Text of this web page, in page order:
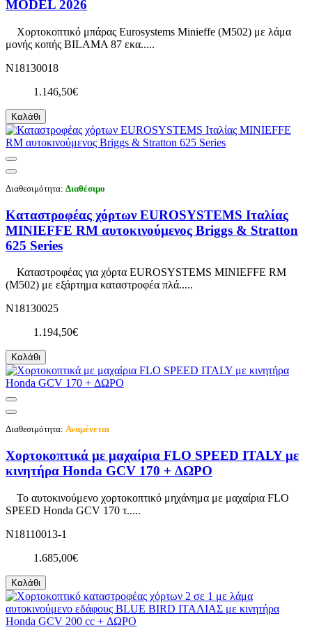
MODEL 2026
Χορτοκοπτικό μπάρας Eurosystems Minieffe (M502) με λάμα
μονής κοπής BILAMA 87 εκα.....
N18130018
1.146,50€
Καλάθι
Διαθεσιμότητα: Διαθέσιμο
Καταστροφέας χόρτων EUROSYSTEMS Ιταλίας
MINIEFFE RM αυτοκινούμενος Briggs & Stratton
625 Series
Καταστροφέας για χόρτα EUROSYSTEMS MINIEFFE RM
(M502) με εξάρτημα καταστροφέα πλά.....
N18130025
1.194,50€
Καλάθι
Διαθεσιμότητα: Αναμένεται
Χορτοκοπτικά με μαχαίρια FLO SPEED ITALY με
κινητήρα Honda GCV 170 + ΔΩΡΟ
Το αυτοκινούμενο χορτοκοπτικό μηχάνημα με μαχαίρια FLO
SPEED Honda GCV 170 τ.....
N18110013-1
1.685,00€
Καλάθι